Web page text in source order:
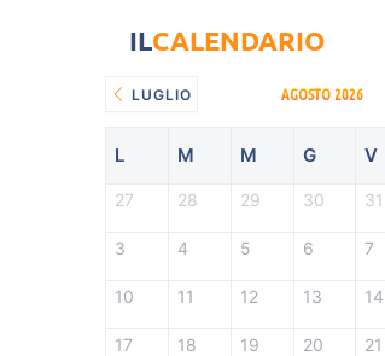
ILCALENDARIO
LUGLIO AGOSTO 2026
L M M G V
27 28 29 30 31
3 4 5 6 7
10 11 12 13 14
17 18 19 20 21